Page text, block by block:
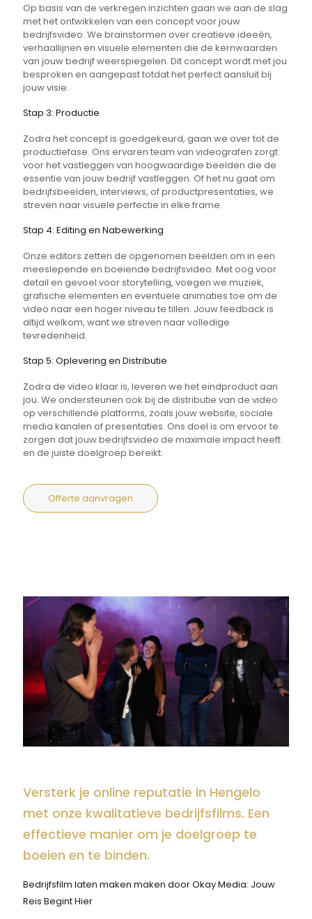
Op basis van de verkregen inzichten gaan we aan de slag
met het ontwikkelen van een concept voor jouw
bedrijfsvideo. We brainstormen over creatieve ideeën,
verhaallijnen en visuele elementen die de kernwaarden
van jouw bedrijf weerspiegelen. Dit concept wordt met jou
besproken en aangepast totdat het perfect aansluit bij
jouw visie.
Stap 3: Productie
Zodra het concept is goedgekeurd, gaan we over tot de
productiefase. Ons ervaren team van videografen zorgt
voor het vastleggen van hoogwaardige beelden die de
essentie van jouw bedrijf vastleggen. Of het nu gaat om
bedrijfsbeelden, interviews, of productpresentaties, we
streven naar visuele perfectie in elke frame.
Stap 4: Editing en Nabewerking
Onze editors zetten de opgenomen beelden om in een
meeslepende en boeiende bedrijfsvideo. Met oog voor
detail en gevoel voor storytelling, voegen we muziek,
grafische elementen en eventuele animaties toe om de
video naar een hoger niveau te tillen. Jouw feedback is
altijd welkom, want we streven naar volledige
tevredenheid.
Stap 5: Oplevering en Distributie
Zodra de video klaar is, leveren we het eindproduct aan
jou. We ondersteunen ook bij de distributie van de video
op verschillende platforms, zoals jouw website, sociale
media kanalen of presentaties. Ons doel is om ervoor te
zorgen dat jouw bedrijfsvideo de maximale impact heeft
en de juiste doelgroep bereikt.
Offerte aanvragen
Versterk je online reputatie in Hengelo
met onze kwalitatieve bedrijfsfilms. Een
effectieve manier om je doelgroep te
boeien en te binden.
Bedrijfsfilm laten maken maken door Okay Media: Jouw
Reis Begint Hier